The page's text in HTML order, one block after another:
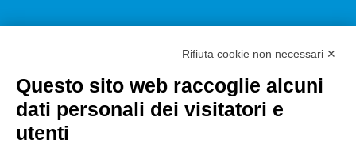
Città Studi S.p.A.
Sede Legale Corso G. Pella, 2 – 13900 Biella Italy –
Rifiuta cookie non necessari ✕
Questo sito web raccoglie alcuni
dati personali dei visitatori e
utenti